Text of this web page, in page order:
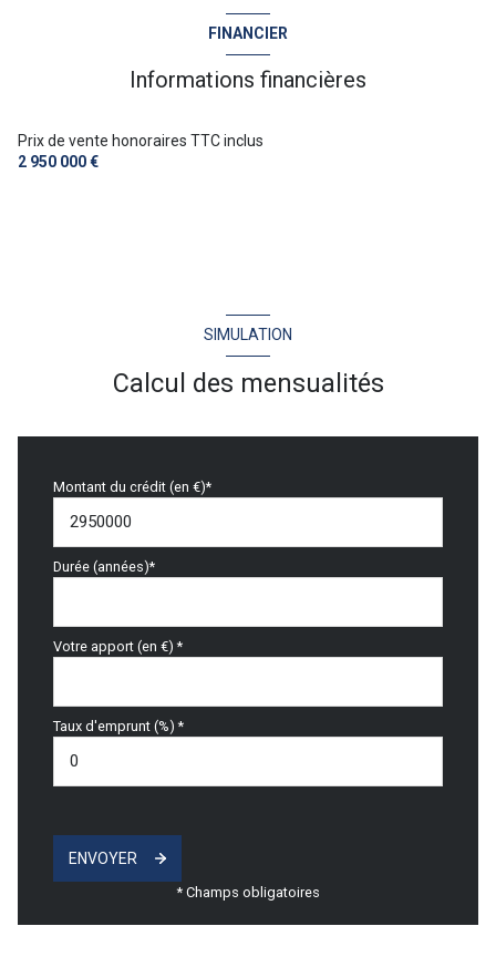
exposition Sud
FINANCIER
Informations financières
Prix de vente honoraires TTC inclus
2 950 000 €
SIMULATION
Calcul des mensualités
Montant du crédit (en €)*
Durée (années)*
Votre apport (en €) *
Taux d'emprunt (%) *
ENVOYER
* Champs obligatoires